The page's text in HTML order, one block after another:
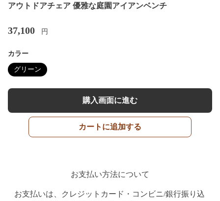
アウトドアチェア 優雅な庭園アイアンベンチ
37,100 円
カラー
グリーン
購入画面に進む
カートに追加する
お支払い方法について
お支払いは、クレジットカード・コンビニ/銀行振り込